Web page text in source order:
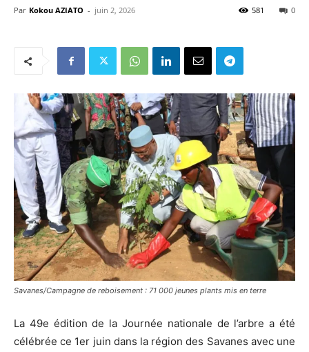
Par Kokou AZIATO - juin 2, 2026 0
581
Savanes/Campagne de reboisement : 71 000 jeunes plants mis en terre
La 49e édition de la Journée nationale de l’arbre a été
célébrée ce 1er juin dans la région des Savanes avec une